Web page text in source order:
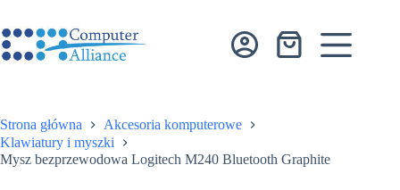
treści
Koszyk
Strona główna
Akcesoria komputerowe
Klawiatury i myszki
Mysz bezprzewodowa Logitech M240 Bluetooth Graphite